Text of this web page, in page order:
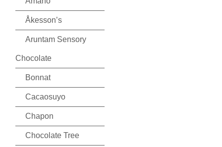
Åkesson’s
Aruntam Sensory
Chocolate
Bonnat
Cacaosuyo
Chapon
Chocolate Tree